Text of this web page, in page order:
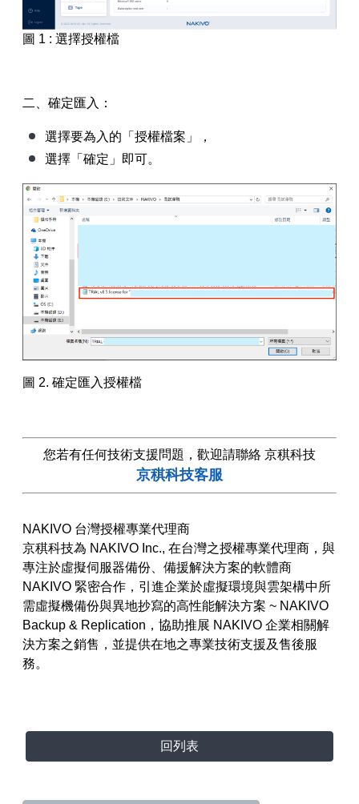
圖 1 : 選擇授權檔
二、確定匯入：
選擇要為入的「授權檔案」，
選擇「確定」即可。
圖 2. 確定匯入授權檔
您若有任何技術支援問題，歡迎請聯絡 京稘科技
京稘科技客服
NAKIVO 台灣授權專業代理商
京稘科技為 NAKIVO Inc., 在台灣之授權專業代理商，與
專注於虛擬伺服器備份、備援解決方案的軟體商
NAKIVO 緊密合作，引進企業於虛擬環境與雲架構中所
需虛擬機備份與異地抄寫的高性能解決方案 ~ NAKIVO
Backup & Replication，協助推展 NAKIVO 企業相關解
決方案之銷售，並提供在地之專業技術支援及售後服
務。
回列表